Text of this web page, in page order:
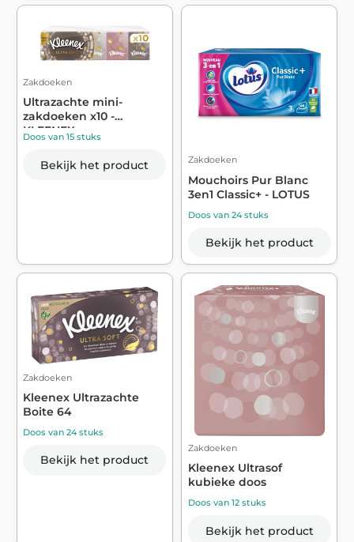
Zakdoeken
Ultrazachte mini-
zakdoeken x10 -
KLEENEX
Doos van 15 stuks
Bekijk het product Zakdoeken
Mouchoirs Pur Blanc
3en1 Classic+ - LOTUS
Doos van 24 stuks
Bekijk het product
Zakdoeken
Kleenex Ultrazachte
Boite 64
Doos van 24 stuks
Bekijk het product
Zakdoeken
Kleenex Ultrasof
kubieke doos
Doos van 12 stuks
Bekijk het product